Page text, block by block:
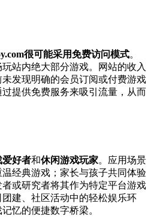
很可能采用免费访问模式。
站内绝大部分游戏。网站的收入
发现明确的会员订阅或付费游戏
提供免费服务来吸引流量，从而
爱好者和休闲游戏玩家。应用场景
经典游戏；家长与孩子共同体验
或研究者将其作为特定平台游戏
建、社区活动中的轻松娱乐环
忆的便捷数字桥梁。